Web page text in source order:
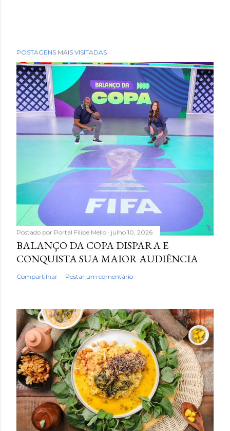
POSTAGENS MAIS VISITADAS
Postado por Portal Filipe Mello julho 10, 2026
BALANÇO DA COPA DISPARA E
CONQUISTA SUA MAIOR AUDIÊNCIA
Compartilhar Postar um comentário